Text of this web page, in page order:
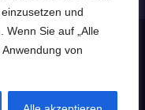
und
Wenn Sie auf „Alle
von
Newspaperex von